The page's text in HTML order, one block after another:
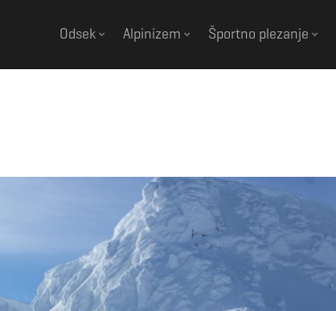
Odsek Alpinizem Športno plezanje